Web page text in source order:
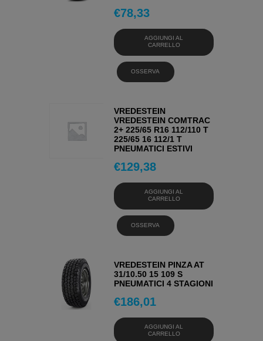
€78,33
AGGIUNGI AL
CARRELLO
OSSERVA
VREDESTEIN
VREDESTEIN COMTRAC
2+ 225/65 R16 112/110 T
225/65 16 112/1 T
PNEUMATICI ESTIVI
€129,38
AGGIUNGI AL
CARRELLO
OSSERVA
VREDESTEIN PINZA AT
31/10.50 15 109 S
PNEUMATICI 4 STAGIONI
€186,01
AGGIUNGI AL
CARRELLO